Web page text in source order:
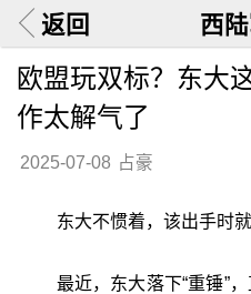
返回 西
欧盟玩双标？东大
作太解气了
2025-07-08 占豪
东大不惯着，该出手时就
最近，东大落下“重锤”